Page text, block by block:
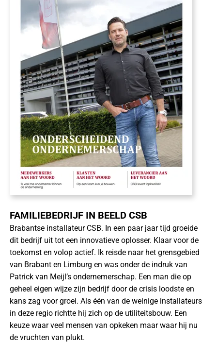
FAMILIEBEDRIJF IN BEELD CSB
Brabantse installateur CSB. In een paar jaar tijd groeide
dit bedrijf uit tot een innovatieve oplosser. Klaar voor de
toekomst en volop actief. Ik reisde naar het grensgebied
van Brabant en Limburg en was onder de indruk van
Patrick van Meijl’s ondernemerschap. Een man die op
geheel eigen wijze zijn bedrijf door de crisis loodste en
kans zag voor groei. Als één van de weinige installateurs
in deze regio richtte hij zich op de utiliteitsbouw. Een
keuze waar veel mensen van opkeken maar waar hij nu
de vruchten van plukt.